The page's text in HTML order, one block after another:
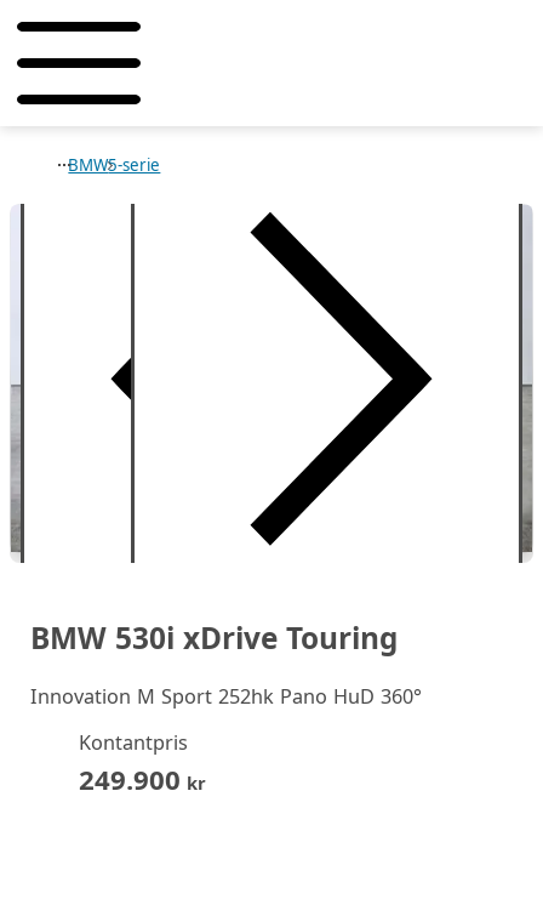
BMW5-serie
BMW 530i xDrive Touring
Innovation M Sport 252hk Pano HuD 360°
Kontantpris
249.900 kr